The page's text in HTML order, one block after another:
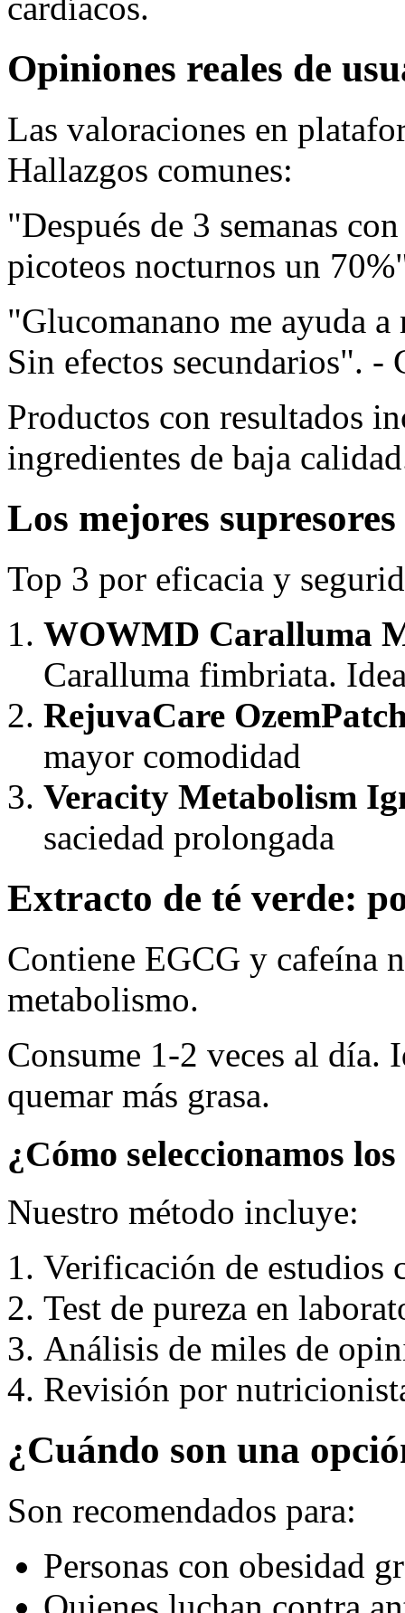
cardíacos.
Opiniones reales de
Las valoraciones en
Hallazgos comunes:
"Después de 3 semanas
picoteos nocturnos un
"Glucomanano me ayuda a
Sin efectos secundarios". -
Productos con resultados
ingredientes de baja
Los mejores
Top 3 por eficacia y
WOWMD Caralluma
Caralluma fimbriata.
RejuvaCare
mayor comodidad
Veracity Metabolism
saciedad prolongada
Extracto de té verde:
Contiene EGCG y cafeína
metabolismo.
Consume 1-2 veces al día.
quemar más grasa.
¿Cómo seleccionamos
Nuestro método incluye:
Verificación de estudios
Test de pureza en
Análisis de miles de
Revisión por
¿Cuándo son una
Son recomendados para:
Personas con obesidad